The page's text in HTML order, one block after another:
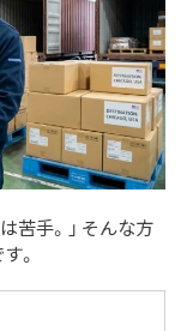
苦手。」 そんな方
。